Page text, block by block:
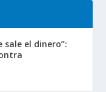
sale el dinero”: